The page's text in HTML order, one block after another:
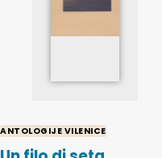
ANTOLOGIJE VILENICE